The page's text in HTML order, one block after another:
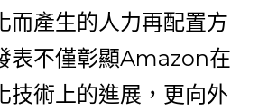
而產生的人力再配置方
表不僅彰顯Amazon在
技術上的進展，更向外